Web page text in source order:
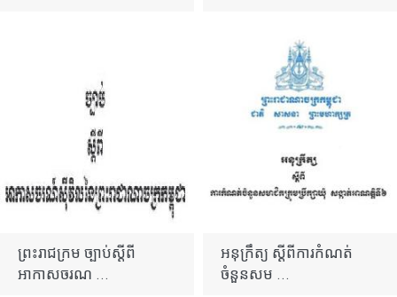
ព្រះរាជក្រម ច្បាប់ស្ដីពី
អាកាសចរណ ...
អនុក្រឹត្យ ស្ដីពីការកំណត់
ចំនួនសម ...